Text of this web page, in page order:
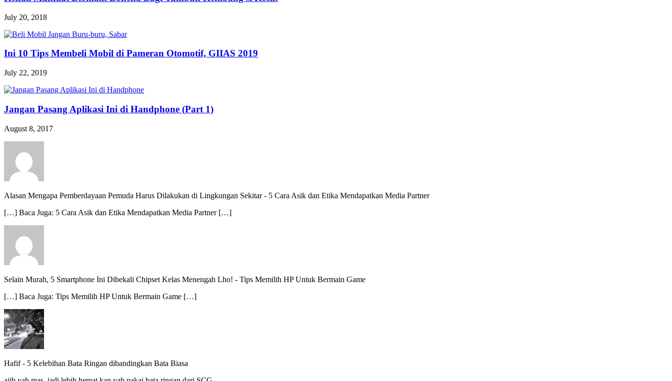
July 20, 2018
Ini 10 Tips Membeli Mobil di Pameran Otomotif, GIIAS 2019
July 22, 2019
Jangan Pasang Aplikasi Ini di Handphone (Part 1)
August 8, 2017
Alasan Mengapa Pemberdayaan Pemuda Harus Dilakukan di Lingkungan Sekitar- 5 Cara Asik dan Etika Mendapatkan Media Partner
[…] Baca Juga: 5 Cara Asik dan Etika Mendapatkan Media Partner […]
Selain Murah, 5 Smartphone Ini Dibekali Chipset Kelas Menengah Lho! - Tips Memilih HP Untuk Bermain Game
[…] Baca Juga: Tips Memilih HP Untuk Bermain Game […]
Hafif- 5 Kelebihan Bata Ringan dibandingkan Bata Biasa